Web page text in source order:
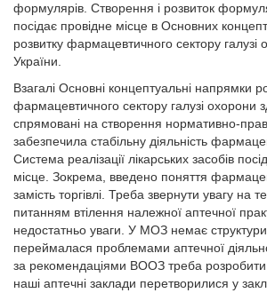
формулярів. Створення і розвиток
посідає провідне місце в Основних
розвитку фармацевтичного сектору галузі
України.
Взагалі Основні концептуальні напрямки
фармацевтичного сектору галузі охорони
спрямовані на створення нормативно-
забезпечила стабільну діяльність
Система реалізації лікарських засобів
місце. Зокрема, введено поняття
замість торгівлі. Треба звернути увагу на
питанням втілення належної аптечної
недостатньо уваги. У МОЗ немає
переймалася проблемами аптечної
за рекомендаціями ВООЗ треба
наші аптечні заклади перетворилися у